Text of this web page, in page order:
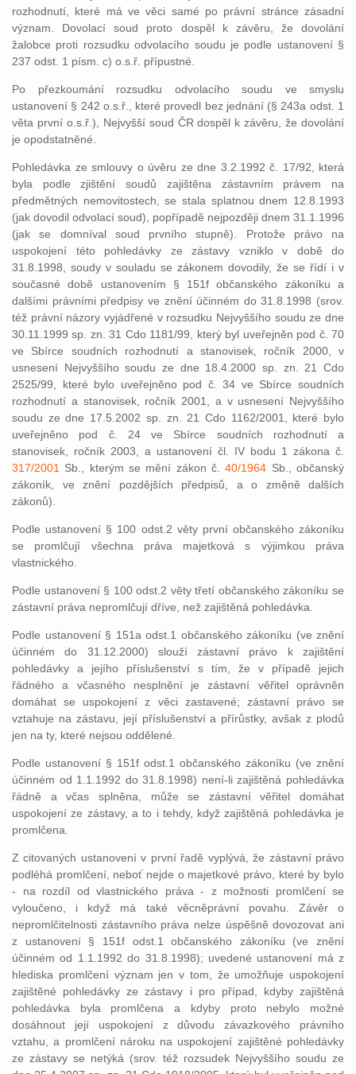
rozhodnutí, které má ve věci samé po právní stránce zásadní
význam. Dovolací soud proto dospěl k závěru, že dovolání
žalobce proti rozsudku odvolacího soudu je podle ustanovení §
237 odst. 1 písm. c) o.s.ř. přípustné.
Po přezkoumání rozsudku odvolacího soudu ve smyslu
ustanovení § 242 o.s.ř., které provedl bez jednání (§ 243a odst. 1
věta první o.s.ř.), Nejvyšší soud ČR dospěl k závěru, že dovolání
je opodstatněné.
Pohledávka ze smlouvy o úvěru ze dne 3.2.1992 č. 17/92, která
byla podle zjištění soudů zajištěna zástavním právem na
předmětných nemovitostech, se stala splatnou dnem 12.8.1993
(jak dovodil odvolací soud), popřípadě nejpozději dnem 31.1.1996
(jak se domníval soud prvního stupně). Protože právo na
uspokojení této pohledávky ze zástavy vzniklo v době do
31.8.1998, soudy v souladu se zákonem dovodily, že se řídí i v
současné době ustanovením § 151f občanského zákoníku a
dalšími právními předpisy ve znění účinném do 31.8.1998 (srov.
též právní názory vyjádřené v rozsudku Nejvyššího soudu ze dne
30.11.1999 sp. zn. 31 Cdo 1181/99, který byl uveřejněn pod č. 70
ve Sbírce soudních rozhodnutí a stanovisek, ročník 2000, v
usnesení Nejvyššího soudu ze dne 18.4.2000 sp. zn. 21 Cdo
2525/99, které bylo uveřejněno pod č. 34 ve Sbírce soudních
rozhodnutí a stanovisek, ročník 2001, a v usnesení Nejvyššího
soudu ze dne 17.5.2002 sp. zn. 21 Cdo 1162/2001, které bylo
uveřejněno pod č. 24 ve Sbírce soudních rozhodnutí a
stanovisek, ročník 2003, a ustanovení čl. IV bodu 1 zákona č.
317/2001
Sb., kterým se mění zákon č.40/1964 Sb., občanský
zákoník, ve znění pozdějších předpisů, a o změně dalších
zákonů).
Podle ustanovení § 100 odst.2 věty první občanského zákoníku
se promlčují všechna práva majetková s výjimkou práva
vlastnického.
Podle ustanovení § 100 odst.2 věty třetí občanského zákoníku se
zástavní práva nepromlčují dříve, než zajištěná pohledávka.
Podle ustanovení § 151a odst.1 občanského zákoníku (ve znění
účinném do 31.12.2000) slouží zástavní právo k zajištění
pohledávky a jejího příslušenství s tím, že v případě jejich
řádného a včasného nesplnění je zástavní věřitel oprávněn
domáhat se uspokojení z věci zastavené; zástavní právo se
vztahuje na zástavu, její příslušenství a přírůstky, avšak z plodů
jen na ty, které nejsou oddělené.
Podle ustanovení § 151f odst.1 občanského zákoníku (ve znění
účinném od 1.1.1992 do 31.8.1998) není-li zajištěná pohledávka
řádně a včas splněna, může se zástavní věřitel domáhat
uspokojení ze zástavy, a to i tehdy, když zajištěná pohledávka je
promlčena.
Z citovaných ustanovení v první řadě vyplývá, že zástavní právo
podléhá promlčení, neboť nejde o majetkové právo, které by bylo
- na rozdíl od vlastnického práva - z možnosti promlčení se
vyloučeno, i když má také věcněprávní povahu. Závěr o
nepromlčitelnosti zástavního práva nelze úspěšně dovozovat ani
z ustanovení § 151f odst.1 občanského zákoníku (ve znění
účinném od 1.1.1992 do 31.8.1998); uvedené ustanovení má z
hlediska promlčení význam jen v tom, že umožňuje uspokojení
zajištěné pohledávky ze zástavy i pro případ, kdyby zajištěná
pohledávka byla promlčena a kdyby proto nebylo možné
dosáhnout její uspokojení z důvodu závazkového právního
vztahu, a promlčení nároku na uspokojení zajištěné pohledávky
ze zástavy se netýká (srov. též rozsudek Nejvyššího soudu ze